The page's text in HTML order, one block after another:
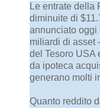
Le entrate della
diminuite di
annunciato oggi
miliardi di asset
del Tesoro USA
da ipoteca
generano molti
Quanto reddito